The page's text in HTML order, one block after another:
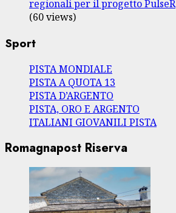
regionali per il progetto PulseR
(60 views)
Sport
PISTA MONDIALE
PISTA A QUOTA 13
PISTA D’ARGENTO
PISTA, ORO E ARGENTO
ITALIANI GIOVANILI PISTA
Romagnapost Riserva